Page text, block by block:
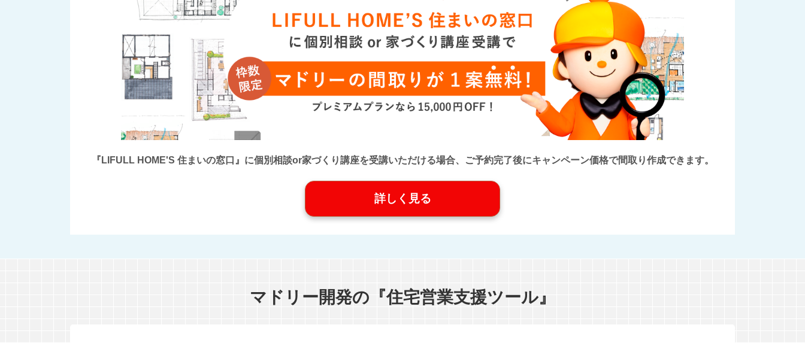
『LIFULL HOME'S 住まいの窓口』に個別相談or家づくり講座を受講いただける場合、ご予約完了後にキャンペーン価格で間取り作成できます。
詳しく見る
マドリー開発の『住宅営業支援ツール』